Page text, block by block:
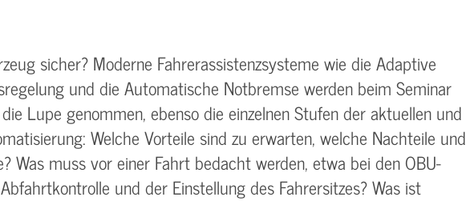
sicher? Moderne Fahrerassistenzsysteme wie die Adaptive
und die Automatische Notbremse werden beim Seminar
Lupe genommen, ebenso die einzelnen Stufen der aktuellen und
Welche Vorteile sind zu erwarten, welche Nachteile und
Was muss vor einer Fahrt bedacht werden, etwa bei den OBU-
und der Einstellung des Fahrersitzes? Was ist